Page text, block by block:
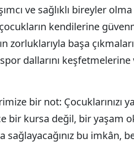
ve sağlıklı bireyler
kendilerine
zorluklarıyla başa
dallarını
bir not: Çocuklarınızı
bir kursa değil, bir yaşam
sağlayacağınız bu imkân,